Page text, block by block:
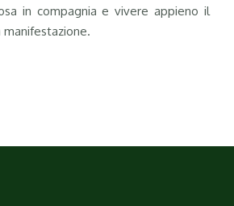
in compagnia e vivere appieno il